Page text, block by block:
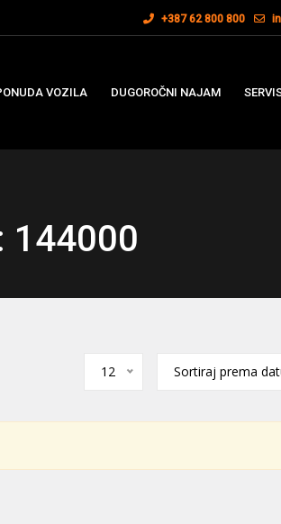
+387 62 800 800
VOZILA DUGOROČNI NAJAM
144000
12 Sortiraj prema